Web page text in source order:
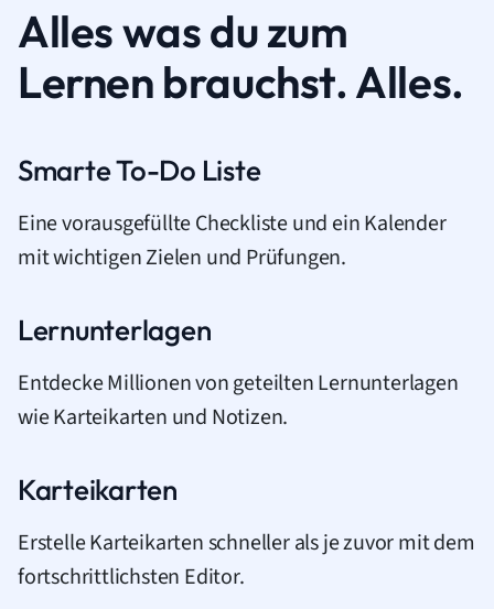
Alles was du zum
Lernen brauchst. Alles.
Smarte To-Do Liste
Eine vorausgefüllte Checkliste und ein Kalender
mit wichtigen Zielen und Prüfungen.
Lernunterlagen
Entdecke Millionen von geteilten Lernunterlagen
wie Karteikarten und Notizen.
Karteikarten
Erstelle Karteikarten schneller als je zuvor mit dem
fortschrittlichsten Editor.